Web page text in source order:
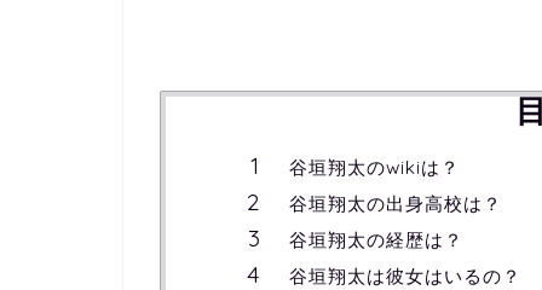
谷垣翔太のwikiは？
谷垣翔太の出身高校は？
谷垣翔太の経歴は？
谷垣翔太は彼女はいるの？